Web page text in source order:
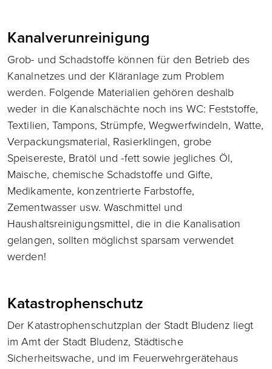
Kanalverunreinigung
Grob- und Schadstoffe können für den Betrieb des
Kanalnetzes und der Kläranlage zum Problem
werden. Folgende Materialien gehören deshalb
weder in die Kanalschächte noch ins WC: Feststoffe,
Textilien, Tampons, Strümpfe, Wegwerfwindeln, Watte,
Verpackungsmaterial, Rasierklingen, grobe
Speisereste, Bratöl und -fett sowie jegliches Öl,
Maische, chemische Schadstoffe und Gifte,
Medikamente, konzentrierte Farbstoffe,
Zementwasser usw. Waschmittel und
Haushaltsreinigungsmittel, die in die Kanalisation
gelangen, sollten möglichst sparsam verwendet
werden!
Katastrophenschutz
Der Katastrophenschutzplan der Stadt Bludenz liegt
im Amt der Stadt Bludenz, Städtische
Sicherheitswache, und im Feuerwehrgerätehaus